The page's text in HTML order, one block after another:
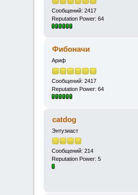
Сообщений: 2417
Reputation Power: 64
Фибоначи
Ариф
Сообщений: 2417
Reputation Power: 64
catdog
Энтузиаст
Сообщений: 214
Reputation Power: 5